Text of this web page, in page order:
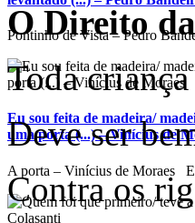
Pontinho de Vista – Pedro
Eu sou feita de madeira/
uma porta (...) – Vinícius de
A porta – Vinícius de Moraes
O Direito
Toda
Deve ser
Contra os